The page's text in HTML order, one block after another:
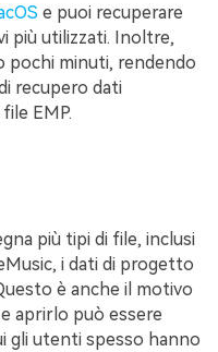
e puoi recuperare
più utilizzati. Inoltre,
pochi minuti, rendendo
recupero dati
EMP.
più tipi di file, inclusi
i dati di progetto
è anche il motivo
aprirlo può essere
gli utenti spesso hanno